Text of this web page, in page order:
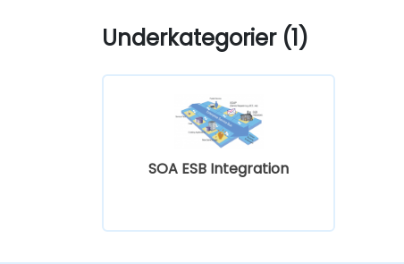
Underkategorier (1)
SOA ESB Integration